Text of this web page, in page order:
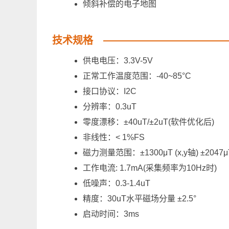
倾斜补偿的电子地图
技术规格
供电电压：3.3V-5V
正常工作温度范围：-40~85°C
接口协议：I2C
分辨率：0.3uT
零度漂移：±40uT/±2uT(软件优化后)
非线性：< 1%FS
磁力测量范围：±1300μT (x,y轴)
工作电流: 1.7mA(采集频率为10Hz时)
低噪声：0.3-1.4uT
精度：30uT水平磁场分量 ±2.5°
启动时间：3ms